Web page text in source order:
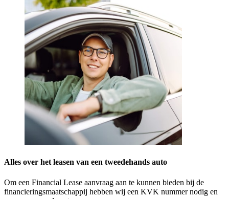
Alles over het leasen van een tweedehands auto
Om een Financial Lease aanvraag aan te kunnen bieden bij de
financieringsmaatschappij hebben wij een KVK nummer nodig en